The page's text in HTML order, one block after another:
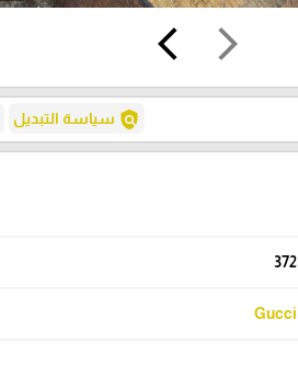
arrow_forward_ios
arrow_back_ios
policy سياسة التبديل
372
Gucci